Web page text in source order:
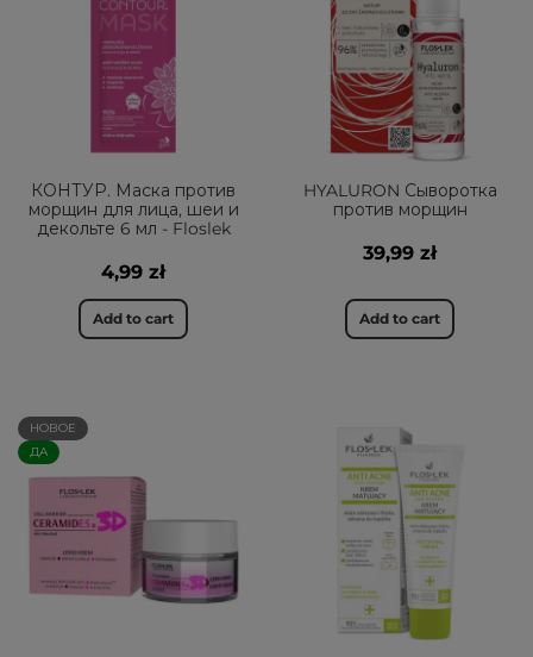
КОНТУР. Маска против
морщин для лица, шеи и
декольте 6 мл - Floslek
4,99 zł
Add to cart
HYALURON Сыворотка
против морщин
39,99 zł
Add to cart
НОВОЕ
ДА